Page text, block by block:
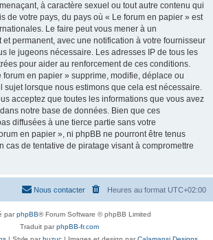
à caractère sexuel ou tout autre contenu qui
de votre pays, du pays où « Le forum en papier » est
Le faire peut vous mener à un
permanent, avec une notification à votre fournisseur
le jugeons nécessaire. Les adresses IP de tous les
pour aider au renforcement de ces conditions.
forum en papier » supprime, modifie, déplace ou
sujet lorsque nous estimons que cela est nécessaire.
acceptez que toutes les informations que vous avez
notre base de données. Bien que ces
diffusées à une tierce partie sans votre
en papier », ni phpBB ne pourront être tenus
cas de tentative de piratage visant à compromettre
Heures au format UTC+02:00
Nous contacter
parphpBB® Forum Software © phpBB Limited
Traduit parphpBB-fr.com